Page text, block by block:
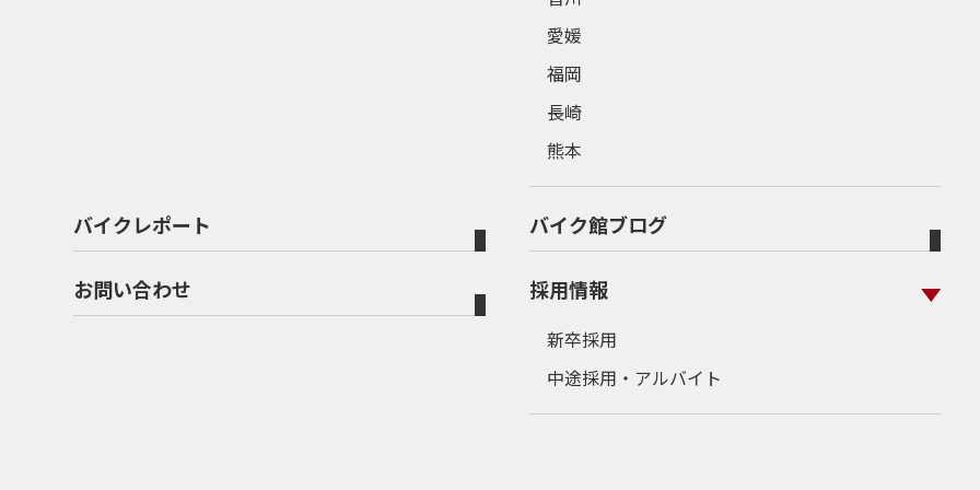
愛媛
福岡
長崎
熊本
バイクレポート バイク館ブログ
お問い合わせ 採用情報
新卒採用
中途採用・アルバイト